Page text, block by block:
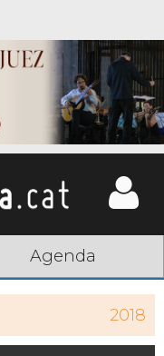
Agenda
2018